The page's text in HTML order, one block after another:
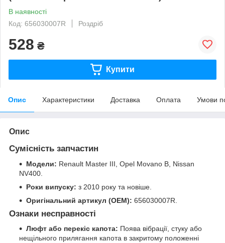
В наявності
Код: 656030007R
Роздріб
528 ₴
Купити
Опис Характеристики Доставка Оплата Умови
Опис
Сумісність запчастин
Модели: Renault Master III, Opel Movano B, Nissan
NV400.
Роки випуску: з 2010 року та новіше.
Оригінальний артикул (OEM): 656030007R.
Ознаки несправності
Люфт або перекіс капота: Поява вібрації, стуку або
нещільного прилягання капота в закритому положенні